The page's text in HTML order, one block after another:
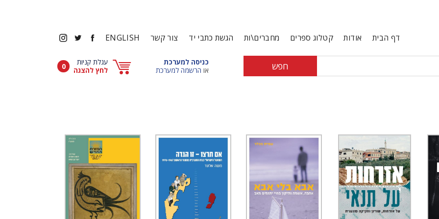
דף הבית אודות קטלוג ספרים מחברים\ות הגשת כתבי יד צור קשר ENGLISH פייסבוקטוויטראינסטגרם
חפש כניסה למערכתחלונית (לאחר פתיחה ניתן לסגור ע״י מקש ESCAPE)
או הרשמה למערכתחלונית (לאחר פתיחה ניתן לסגור ע״י מקש ESCAPE)
עגלת קניות
לחץ להצגה
0 פריטים בעגלה